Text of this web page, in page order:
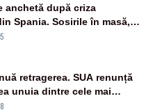
anchetă după criza
Spania. Sosirile în masă,
”acordul autorităților”
retragerea. SUA renunță
unuia dintre cele mai
militare pentru